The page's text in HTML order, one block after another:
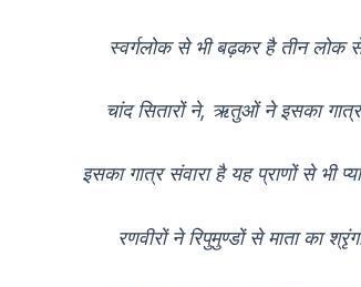
स्वर्गलोक से भी बढ़कर है तीन लोक से
चांद सितारों ने, ऋतुओं ने इसका
इसका गात्र संवारा है यह प्राणों से भी
रणवीरों ने रिपुमुण्डों से माता का